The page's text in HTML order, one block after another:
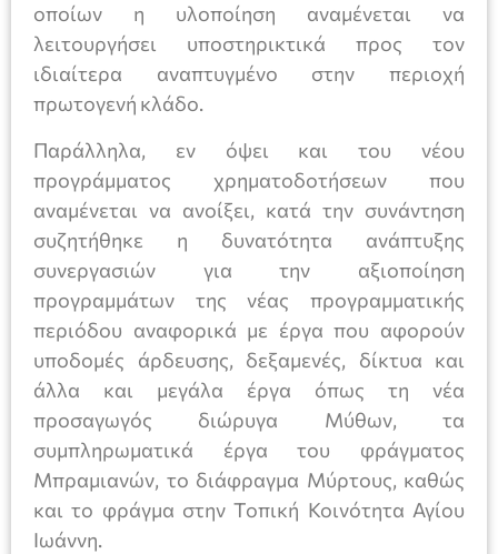
οποίων η υλοποίηση αναμένεται να
λειτουργήσει υποστηρικτικά προς τον
ιδιαίτερα αναπτυγμένο στην περιοχή
πρωτογενή κλάδο.
Παράλληλα, εν όψει και του νέου
προγράμματος χρηματοδοτήσεων που
αναμένεται να ανοίξει, κατά την συνάντηση
συζητήθηκε η δυνατότητα ανάπτυξης
συνεργασιών για την αξιοποίηση
προγραμμάτων της νέας προγραμματικής
περιόδου αναφορικά με έργα που αφορούν
υποδομές άρδευσης, δεξαμενές, δίκτυα και
άλλα και μεγάλα έργα όπως τη νέα
προσαγωγός διώρυγα Μύθων, τα
συμπληρωματικά έργα του φράγματος
Μπραμιανών, το διάφραγμα Μύρτους, καθώς
και το φράγμα στην Τοπική Κοινότητα Αγίου
Ιωάννη.